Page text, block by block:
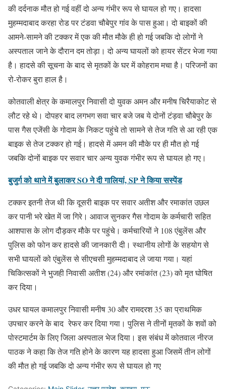
की दर्दनाक मौत हो गई वहीं दो अन्य गंभीर रूप से घायल हो गए। हादसा
मुहम्मदाबाद करहा रोड पर टंडवा चौबेपुर गांव के पास हुआ। दो बाइकों की
आमने-सामने की टक्कर में एक की मौत मौके ही हो गई जबकि दो लोगों ने
अस्पताल जाने के दौरान दम तोड़ा। दो अन्य घायलों को हायर सेंटर भेजा गया
है। हादसे की सूचना के बाद से मृतकों के घर में कोहराम मचा है। परिजनों का
रो-रोकर बुरा हाल है।
कोतवाली क्षेत्र के कमालपुर निवासी दो युवक अमन और मनीष चिरैयाकोट से
लौट रहे थे। दोपहर बाद लगभग सवा चार बजे जब ये दोनों टंड़वा चौबेपुर के
पास गैस एजेंसी के गोदाम के निकट पहुंचे तो सामने से तेज गति से आ रही एक
बाइक से तेज टक्कर हो गई। हादसे में अमन की मौके पर ही मौत हो गई
जबकि दोनों बाइक पर सवार चार अन्य युवक गंभीर रूप से घायल हो गए।
बुजुर्ग को थाने में बुलाकर SO ने दी गालियां, SP ने किया सस्पेंड
टक्कर इतनी तेज थी कि दूसरी बाइक पर सवार अतीश और रमाकांत उछल
कर पानी भरे खेत में जा गिरे। आवाज सुनकर गैस गोदाम के कर्मचारी सहित
आशपास के लोग दौड़कर मौके पर पहुंचे। कर्मचारियों ने 108 एंबुलेंस और
पुलिस को फोन कर हादसे की जानकारी दी। स्थानीय लोगों के सहयोग से
सभी घायलों को एंबुलेंस से सीएचसी मुहम्मदाबाद ले जाया गया। यहां
चिकित्सकों ने भुजही निवासी अतीश (24) और रमांकांत (23) को मृत घोषित
कर दिया।
उधर घायल कमालपुर निवासी मनीष 30 और रामदरश 35 का प्राथमिक
उपचार करने के बाद रेफर कर दिया गया। पुलिस ने तीनों मृतकों के शवों को
पोस्टमार्टम के लिए जिला अस्पताल भेज दिया। इस संबंध में कोतवाल नीरज
पाठक ने कहा कि तेज गति होने के कारण यह हादसा हुआ जिसमें तीन लोगों
की मौत हो गई जबकि दो अन्य गंभीर रूप से घायल हो गए